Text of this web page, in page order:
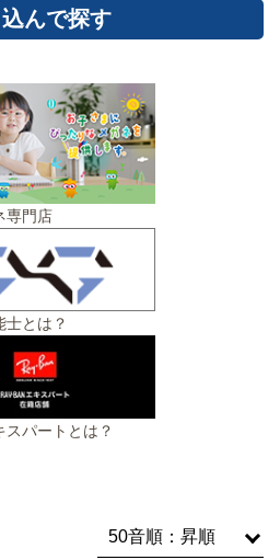
専門店
士とは？
スパートとは？